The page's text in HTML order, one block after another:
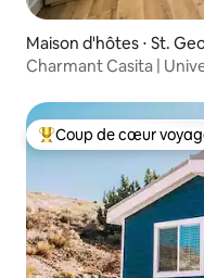
Maison d'hôtes ⋅ St.
Charmant Casita |
Coups de cœur
Coup de cœur